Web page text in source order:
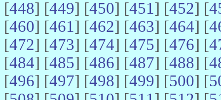
[448] [449] [450] [451] [452] [
[460] [461] [462] [463] [464] [
[472] [473] [474] [475] [476] [
[484] [485] [486] [487] [488] [
[496] [497] [498] [499] [500] [